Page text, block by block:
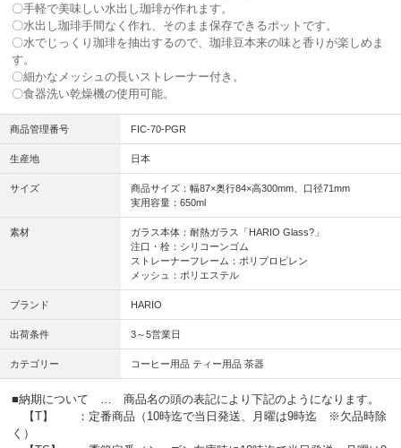
〇手軽で美味しい水出し珈琲が作れます。
〇水出し珈琲手間なく作れ、そのまま保存できるポットです。
〇水でじっくり珈琲を抽出するので、珈琲豆本来の味と香りが楽しめま
す。
〇細かなメッシュの長いストレーナー付き。
〇食器洗い乾燥機の使用可能。
商品管理番号 FIC-70-PGR
生産地 日本
サイズ
商品サイズ：幅87×奥行84×高300mm、口径71mm
実用容量：650ml
素材
ガラス本体：耐熱ガラス「HARIO Glass?」
注口・栓：シリコーンゴム
ストレーナーフレーム：ポリプロピレン
メッシュ：ポリエステル
ブランド HARIO
出荷条件 3～5営業日
カテゴリー コーヒー用品 ティー用品 茶器
■納期について … 商品名の頭の表記により下記のようになります。
【T】 ：定番商品（10時迄で当日発送、月曜は9時迄 ※欠品時除
く）